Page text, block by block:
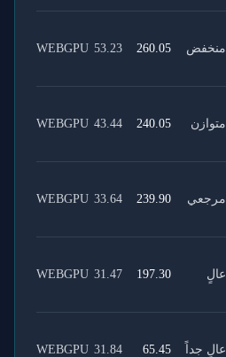
منخفض 260.05
53.23
WEBGPU
متوازن 240.05
43.44
WEBGPU
مرجعي 239.90
33.64
WEBGPU
عالٍ 197.30
31.47
WEBGPU
عالٍ جداً 65.45
31.84
WEBGPU